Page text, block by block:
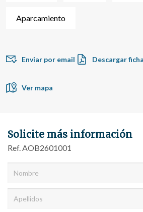
Aparcamiento
Enviar por email Descargar
Ver mapa
Solicite más información
Ref. AOB2601001
sobre las preferencias y elecciones
relacionada con el perfil de